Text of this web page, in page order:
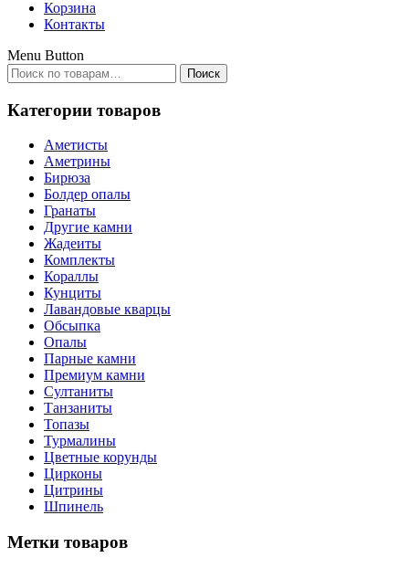
Корзина
Контакты
Menu Button
Искать:
Поиск
Категории товаров
Аметисты
Аметрины
Бирюза
Болдер опалы
Гранаты
Другие камни
Жадеиты
Комплекты
Кораллы
Кунциты
Лавандовые кварцы
Обсыпка
Опалы
Парные камни
Премиум камни
Султаниты
Танзаниты
Топазы
Турмалины
Цветные корунды
Цирконы
Цитрины
Шпинель
Метки товаров